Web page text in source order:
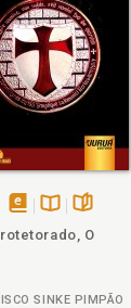
O
SINKE PIMPÃO